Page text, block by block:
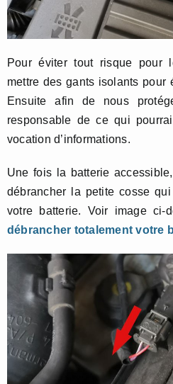
Pour éviter tout risque pour
mettre des gants isolants pour
Ensuite afin de nous
responsable de ce qui
vocation d’informations.
Une fois la batterie
débrancher la petite cosse
votre batterie. Voir image ci-
débrancher totalement votre